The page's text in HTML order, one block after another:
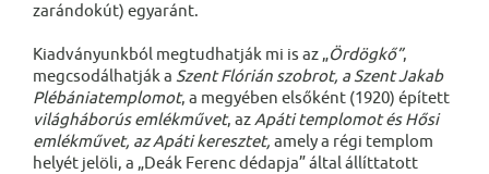
zarándokút) egyaránt.
Kiadványunkból megtudhatják mi is az „Ördögkő”,
megcsodálhatják a Szent Flórián szobrot, a Szent Jakab
Plébániatemplomot, a megyében elsőként (1920) épített
világháborús emlékművet, az Apáti templomot és Hősi
emlékművet, az Apáti keresztet, amely a régi templom
helyét jelöli, a „Deák Ferenc dédapja” által állíttatott